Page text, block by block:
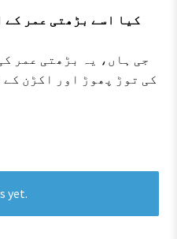
جی ہاں، یہ بڑھتی عمر
کی توڑ پھوڑ اور اکڑن
yet.